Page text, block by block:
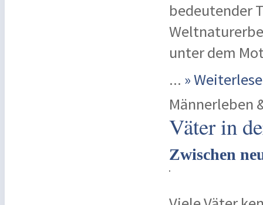
bedeutender
unter dem
... »
Männerleben
Väter in
Zwischen